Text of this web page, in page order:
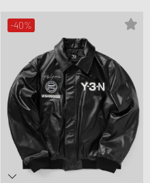
-40%